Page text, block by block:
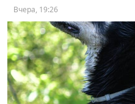
Вчера, 19:26